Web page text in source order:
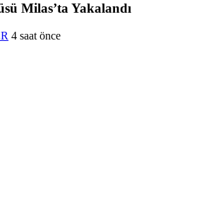
Milas’ta Yakalandı
4 saat önce